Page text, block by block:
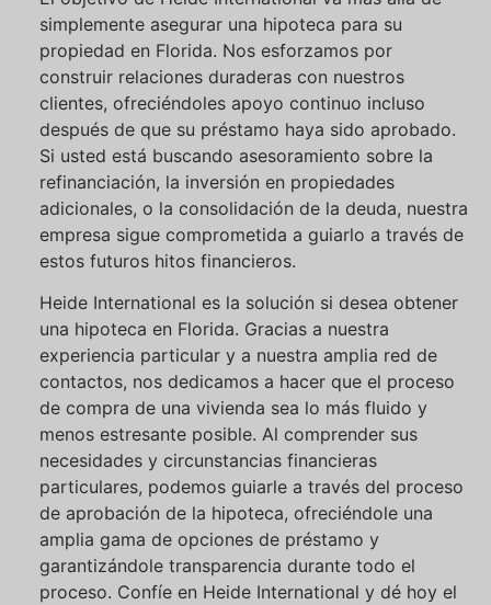
simplemente asegurar una hipoteca para su
propiedad en Florida. Nos esforzamos por
construir relaciones duraderas con nuestros
clientes, ofreciéndoles apoyo continuo incluso
después de que su préstamo haya sido aprobado.
Si usted está buscando asesoramiento sobre la
refinanciación, la inversión en propiedades
adicionales, o la consolidación de la deuda, nuestra
empresa sigue comprometida a guiarlo a través de
estos futuros hitos financieros.
Heide International es la solución si desea obtener
una hipoteca en Florida. Gracias a nuestra
experiencia particular y a nuestra amplia red de
contactos, nos dedicamos a hacer que el proceso
de compra de una vivienda sea lo más fluido y
menos estresante posible. Al comprender sus
necesidades y circunstancias financieras
particulares, podemos guiarle a través del proceso
de aprobación de la hipoteca, ofreciéndole una
amplia gama de opciones de préstamo y
garantizándole transparencia durante todo el
proceso. Confíe en Heide International y dé hoy el